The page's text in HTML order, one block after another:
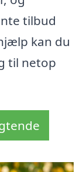
tilbud
kan du
til netop